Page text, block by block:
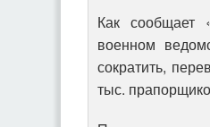
Как сообщает
военном
сократить,
тыс.